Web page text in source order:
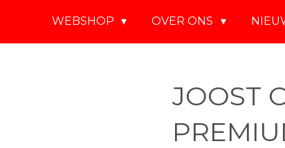
WEBSHOP OVER ONS
JOOST